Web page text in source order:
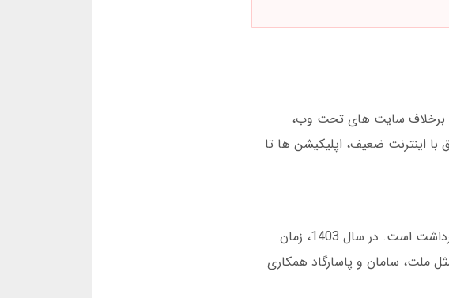
برخلاف سایت های تحت وب،
اینترنت ضعیف، اپلیکیشن ها تا
یکی از مهم ترین مزایای اپلیکیشن تخته نرد شرطی با درگاه پرداخت مستقیم ایرانی، سرعت واریز و برداشت است. در سال 1403، زمان
با بانک هایی مثل ملت، سامان و پاسارگاد همکاری